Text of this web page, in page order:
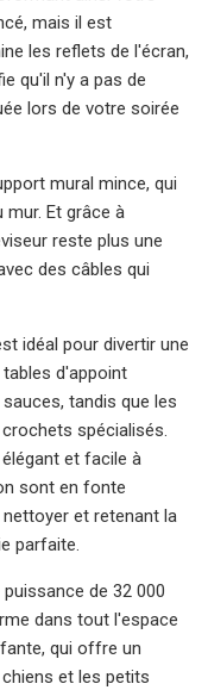
mais il est
les reflets de l'écran,
qu'il n'y a pas de
lors de votre soirée
mural mince, qui
Et grâce à
reste plus une
des câbles qui
idéal pour divertir une
d'appoint
tandis que les
spécialisés.
et facile à
sont en fonte
nettoyer et retenant la
parfaite.
de 32 000
dans tout l'espace
qui offre un
et les petits